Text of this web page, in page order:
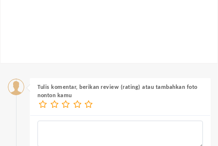
Tulis komentar, berikan review (rating) atau tambahkan foto
nonton kamu